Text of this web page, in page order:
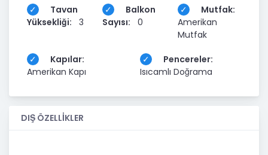
✓ Seyrek bölgesinin gelişmeye devam etmesi
✓ Yatırım amaçlı alımlara uygun lokasyon
Tehditler (Threats)
• Yatırımcıların kira geri dönüş süresine odaklanması
Tavan
Yüksekliği:
3
Balkon
Sayısı:
0
Mutfak:
Amerikan
Mutfak
Kapılar:
Amerikan Kapı
Pencereler:
Isıcamlı Doğrama
DIŞ ÖZELLİKLER